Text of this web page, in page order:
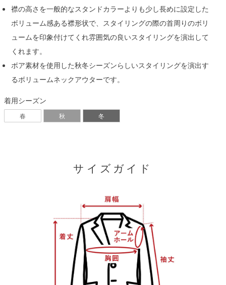
襟の高さを一般的なスタンドカラーよりも少し長めに設定した
ボリューム感ある襟形状で、スタイリングの際の首周りのボリ
ュームを印象付けてくれ雰囲気の良いスタイリングを演出して
くれます。
ボア素材を使用した秋冬シーズンらしいスタイリングを演出す
るボリュームネックアウターです。
着用シーズン
春 秋 冬
サイズガイド